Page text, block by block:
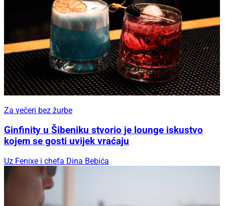
Za večeri bez žurbe
Ginfinity u Šibeniku stvorio je lounge iskustvo
kojem se gosti uvijek vraćaju
Uz Fenixe i chefa Dina Bebića